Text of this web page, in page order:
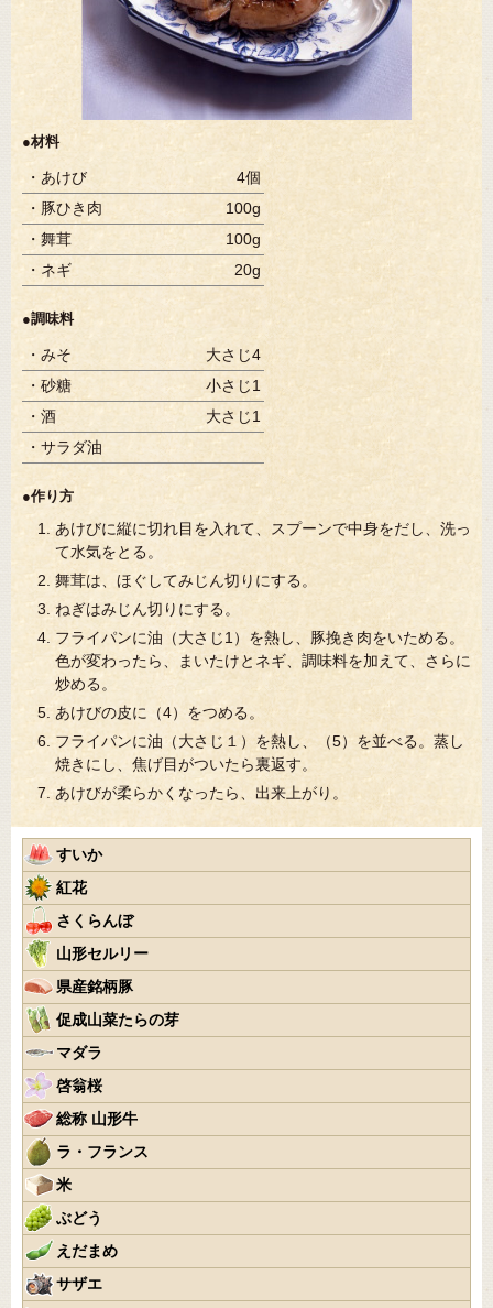
●材料
・あけび
4個
・豚ひき肉
100g
・舞茸
100g
・ネギ
20g
●調味料
・みそ
大さじ4
・砂糖
小さじ1
・酒
大さじ1
・サラダ油
●作り方
あけびに縦に切れ目を入れて、スプーンで中身をだし、洗っ
て水気をとる。
舞茸は、ほぐしてみじん切りにする。
ねぎはみじん切りにする。
フライパンに油（大さじ1）を熱し、豚挽き肉をいためる。
色が変わったら、まいたけとネギ、調味料を加えて、さらに
炒める。
あけびの皮に（4）をつめる。
フライパンに油（大さじ１）を熱し、（5）を並べる。蒸し
焼きにし、焦げ目がついたら裏返す。
あけびが柔らかくなったら、出来上がり。
すいか
紅花
さくらんぼ
山形セルリー
県産銘柄豚
促成山菜たらの芽
マダラ
啓翁桜
総称 山形牛
ラ・フランス
米
ぶどう
えだまめ
サザエ